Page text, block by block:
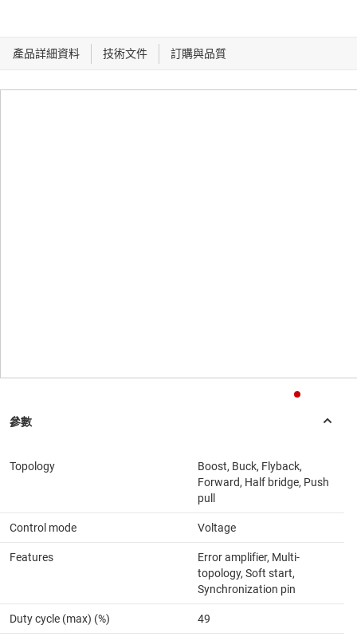
Topology
Boost, Buck, Flyback,
Forward, Half bridge, Push
pull
Control mode Voltage
Features
Error amplifier, Multi-
topology, Soft start,
Synchronization pin
Duty cycle (max) (%) 49